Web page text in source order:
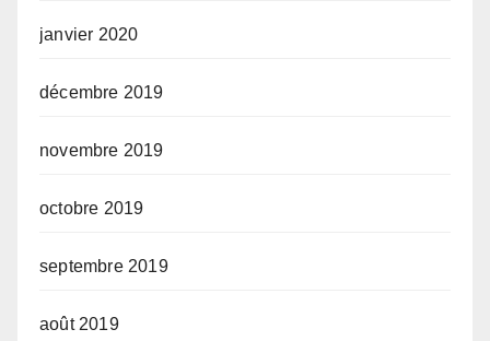
janvier 2020
décembre 2019
novembre 2019
octobre 2019
septembre 2019
août 2019